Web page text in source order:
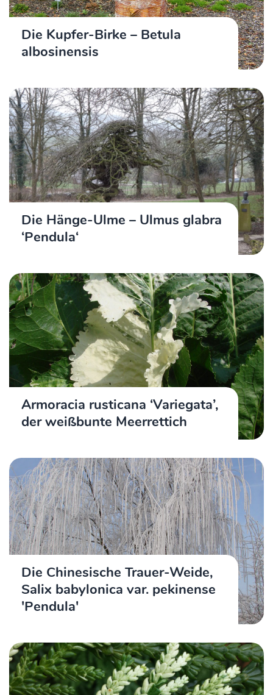
Die Kupfer-Birke – Betula
albosinensis
Die Hänge-Ulme – Ulmus glabra
‘Pendula‘
Armoracia rusticana ‘Variegata’,
der weißbunte Meerrettich
Die Chinesische Trauer-Weide,
Salix babylonica var. pekinense
'Pendula'